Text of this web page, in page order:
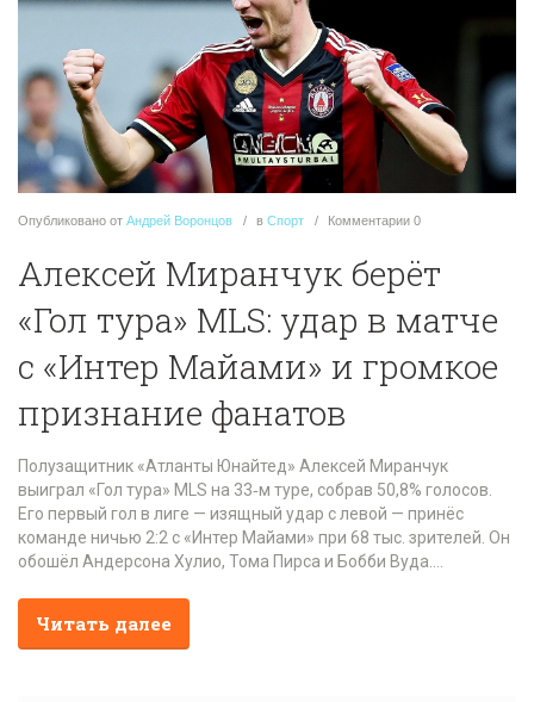
Опубликовано от Андрей Воронцов в Спорт Комментарии 0
Алексей Миранчук берёт
«Гол тура» MLS: удар в матче
с «Интер Майами» и громкое
признание фанатов
Полузащитник «Атланты Юнайтед» Алексей Миранчук
выиграл «Гол тура» MLS на 33‑м туре, собрав 50,8% голосов.
Его первый гол в лиге — изящный удар с левой — принёс
команде ничью 2:2 с «Интер Майами» при 68 тыс. зрителей. Он
обошёл Андерсона Хулио, Тома Пирса и Бобби Вуда.
Читать далее